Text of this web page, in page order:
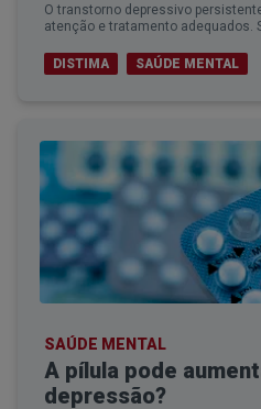
O transtorno depressivo
atenção e tratamento adequados.
DISTIMA SAÚDE MENTAL
SAÚDE MENTAL
A pílula pode
depressão?